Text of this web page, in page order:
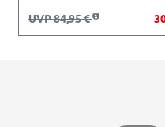
UVP 84,95 €